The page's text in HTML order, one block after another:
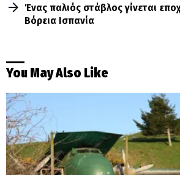
Ένας παλιός στάβλος γίνεται
Βόρεια Ισπανία
You May Also Like